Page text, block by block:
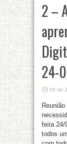
2 –
24-
25 de
feira 24/
todos